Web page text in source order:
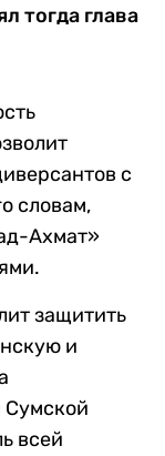
тогда глава
с
словам,
Ахмат»
защитить
и
Сумской
всей